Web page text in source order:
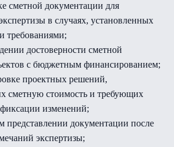
сметной документации для
в случаях, установленных
требованиями;
достоверности сметной
с бюджетным финансированием;
проектных решений,
сметную стоимость и требующих
изменений;
представлении документации после
экспертизы;